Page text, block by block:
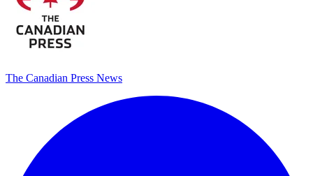
The Canadian Press News